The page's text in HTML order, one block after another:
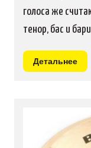
голоса же
тенор, бас и
Детальнее